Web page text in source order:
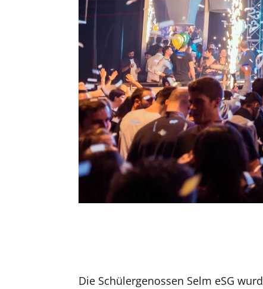
Die Schülergenossen Selm eSG